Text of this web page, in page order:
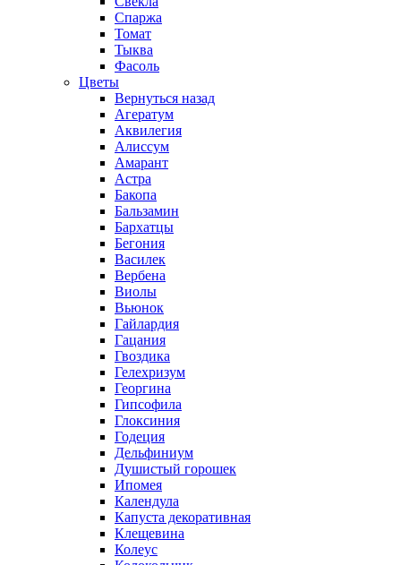
Спаржа
Томат
Тыква
Фасоль
Цветы
Вернуться назад
Агератум
Аквилегия
Алиссум
Амарант
Астра
Бакопа
Бальзамин
Бархатцы
Бегония
Василек
Вербена
Виолы
Вьюнок
Гайлардия
Гацания
Гвоздика
Гелехризум
Георгина
Гипсофила
Глоксиния
Годеция
Дельфиниум
Душистый горошек
Ипомея
Календула
Капуста декоративная
Клещевина
Колеус